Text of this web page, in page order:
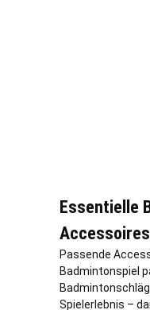
Essentielle
Accessoires
Passende
Badmintonspiel
Spielerlebnis –